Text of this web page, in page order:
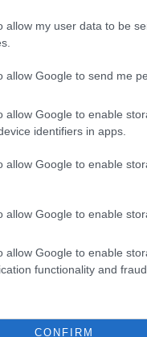
allow my user data to be
allow Google to send me
allow Google to enable
identifiers in apps.
allow Google to enable
allow Google to enable
allow Google to enable
functionality and
CONFIRM